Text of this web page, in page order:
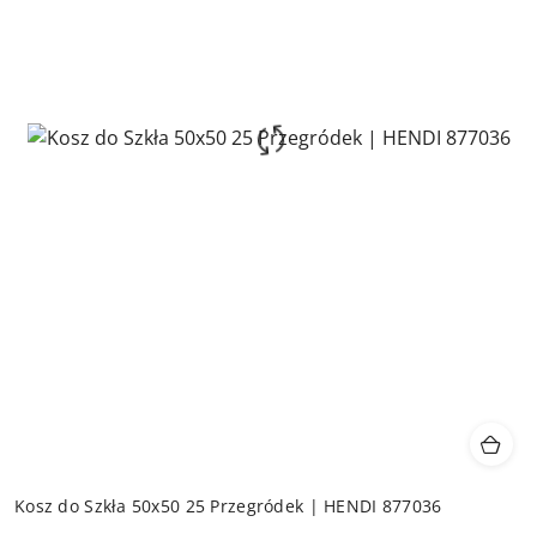
Kosz do Szkła 50x50 25 Przegródek | HENDI 877036